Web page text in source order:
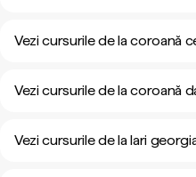
Vezi cursurile de la coroană
Vezi cursurile de la coroană
Vezi cursurile de la lari